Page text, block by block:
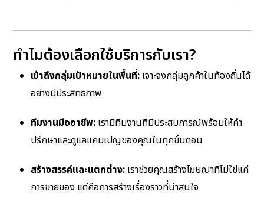
ทำไมต้องเลือกใช้บริการกับเรา?
เข้าถึงกลุ่มเป้าหมายในพื้นที่: เจาะจงกลุ่มลูกค้าในท้องถิ่นได้
อย่างมีประสิทธิภาพ
ทีมงานมืออาชีพ: เรามีทีมงานที่มีประสบการณ์พร้อมให้คำ
ปรึกษาและดูแลแคมเปญของคุณในทุกขั้นตอน
สร้างสรรค์และแตกต่าง: เราช่วยคุณสร้างโฆษณาที่ไม่ใช่แค่
การขายของ แต่คือการสร้างเรื่องราวที่น่าสนใจ